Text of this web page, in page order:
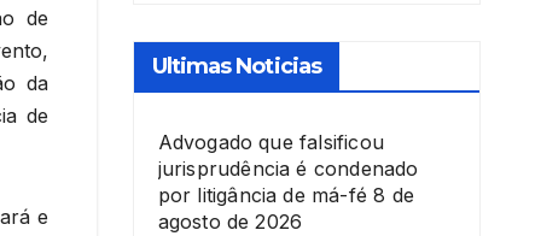
de
da
de
e
Ultimas Noticias
Advogado que falsificou
jurisprudência é condenado
por litigância de má-fé 8 de
agosto de 2026